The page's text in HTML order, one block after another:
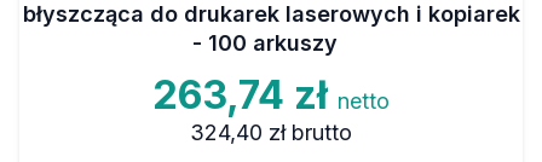
błyszcząca do drukarek laserowych i kopiarek
- 100 arkuszy
263,74 zł netto
324,40 zł brutto